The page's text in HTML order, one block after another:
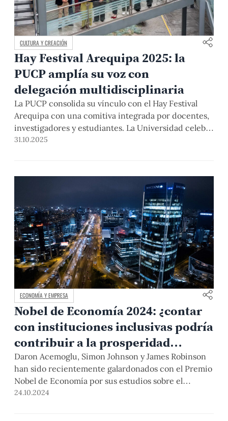
CULTURA Y CREACIÓN
Hay Festival Arequipa 2025: la
PUCP amplía su voz con
delegación multidisciplinaria
La PUCP consolida su vínculo con el Hay Festival
Arequipa con una comitiva integrada por docentes,
investigadores y estudiantes. La Universidad celebra
mesas, talleres, proyecciones y una lectura
31.10.2025
ECONOMÍA Y EMPRESA
Nobel de Economía 2024: ¿contar
con instituciones inclusivas podría
contribuir a la prosperidad
peruana?
Daron Acemoglu, Simon Johnson y James Robinson
han sido recientemente galardonados con el Premio
Nobel de Economía por sus estudios sobre el
impacto de las instituciones en la riqueza de los
24.10.2024